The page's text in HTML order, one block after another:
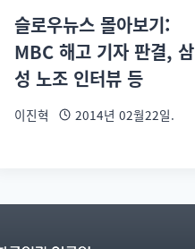
슬로우뉴스 몰아보기:
MBC 해고 기자 판결, 삼
성 노조 인터뷰 등
이진혁 2014년 02월22일.